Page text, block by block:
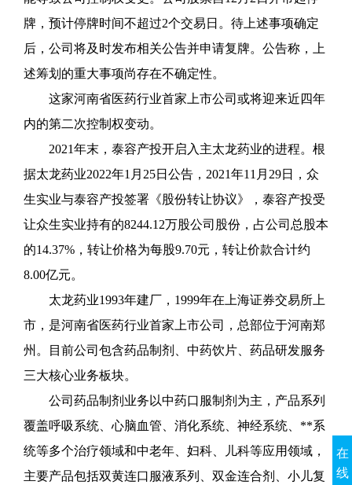
牌，预计停牌时间不超过2个交易日。待上述事项确定
后，公司将及时发布相关公告并申请复牌。公告称，上
述筹划的重大事项尚存在不确定性。
这家河南省医药行业首家上市公司或将迎来近四年
内的第二次控制权变动。
2021年末，泰容产投开启入主太龙药业的进程。根
据太龙药业2022年1月25日公告，2021年11月29日，众
生实业与泰容产投签署《股份转让协议》，泰容产投受
让众生实业持有的8244.12万股公司股份，占公司总股本
的14.37%，转让价格为每股9.70元，转让价款合计约
8.00亿元。
太龙药业1993年建厂，1999年在上海证券交易所上
市，是河南省医药行业首家上市公司，总部位于河南郑
州。目前公司包含药品制剂、中药饮片、药品研发服务
三大核心业务板块。
公司药品制剂业务以中药口服制剂为主，产品系列
覆盖呼吸系统、心脑血管、消化系统、神经系统、**系
统等多个治疗领域和中老年、妇科、儿科等应用领域，
主要产品包括双黄连口服液系列、双金连合剂、小儿复
在
线